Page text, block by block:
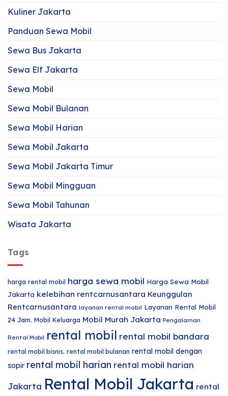
Kuliner Jakarta
Panduan Sewa Mobil
Sewa Bus Jakarta
Sewa Elf Jakarta
Sewa Mobil
Sewa Mobil Bulanan
Sewa Mobil Harian
Sewa Mobil Jakarta
Sewa Mobil Jakarta Timur
Sewa Mobil Mingguan
Sewa Mobil Tahunan
Wisata Jakarta
Tags
harga rental mobil harga sewa mobil Harga Sewa Mobil
Jakarta kelebihan rentcarnusantara Keunggulan
Rentcarnusantara layanan rental mobil Layanan Rental Mobil
24 Jam. Mobil Keluarga Mobil Murah Jakarta Pengalaman
Rental Mobil rental mobil rental mobil bandara
rental mobil bisnis. rental mobil bulanan rental mobil dengan
sopir rental mobil harian rental mobil harian
Jakarta Rental Mobil Jakarta rental